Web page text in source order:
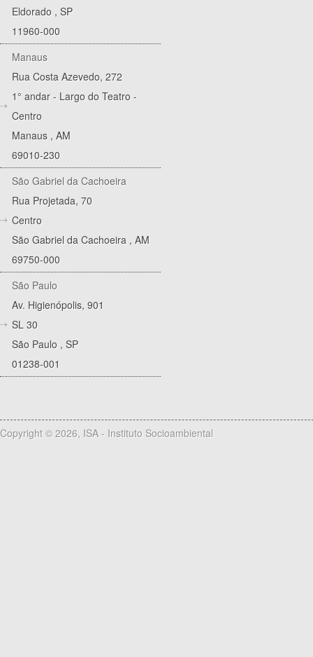
Eldorado , SP
11960-000
Manaus
Rua Costa Azevedo, 272
1° andar - Largo do Teatro -
Centro
Manaus , AM
69010-230
São Gabriel da Cachoeira
Rua Projetada, 70
Centro
São Gabriel da Cachoeira , AM
69750-000
São Paulo
Av. Higienópolis, 901
SL 30
São Paulo , SP
01238-001
Copyright © 2026, ISA - Instituto Socioambiental